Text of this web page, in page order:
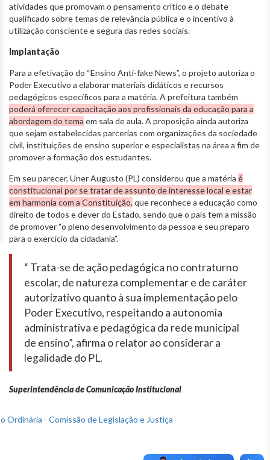
atividades que promovam o pensamento crítico e o debate
qualificado sobre temas de relevância pública e o incentivo à
utilização consciente e segura das redes sociais.
Implantação
Para a efetivação do “Ensino Anti-fake News”, o projeto autoriza o
Poder Executivo a elaborar materiais didáticos e recursos
pedagógicos específicos para a matéria. A prefeitura também
poderá oferecer capacitação aos profissionais da educação para a
abordagem do tema em sala de aula. A proposição ainda autoriza
que sejam estabelecidas parcerias com organizações da sociedade
civil, instituições de ensino superior e especialistas na área a fim de
promover a formação dos estudantes.
Em seu parecer, Uner Augusto (PL) considerou que a matéria é
constitucional por se tratar de assunto de interesse local e estar
em harmonia com a Constituição, que reconhece a educação como
direito de todos e dever do Estado, sendo que o país tem a missão
de promover “o pleno desenvolvimento da pessoa e seu preparo
para o exercício da cidadania”.
“ Trata-se de ação pedagógica no contraturno
escolar, de natureza complementar e de caráter
autorizativo quanto à sua implementação pelo
Poder Executivo, respeitando a autonomia
administrativa e pedagógica da rede municipal
de ensino”, afirma o relator ao considerar a
legalidade do PL.
Superintendência de Comunicação Institucional